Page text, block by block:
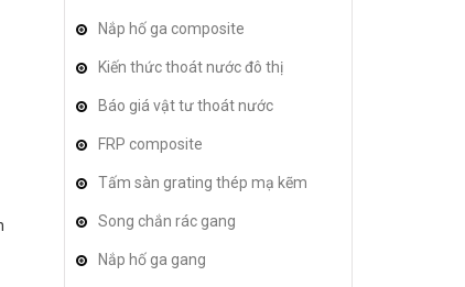
Nắp hố ga composite
Kiến thức thoát nước đô thị
Báo giá vật tư thoát nước
FRP composite
Tấm sàn grating thép mạ kẽm
Song chắn rác gang
Nắp hố ga gang